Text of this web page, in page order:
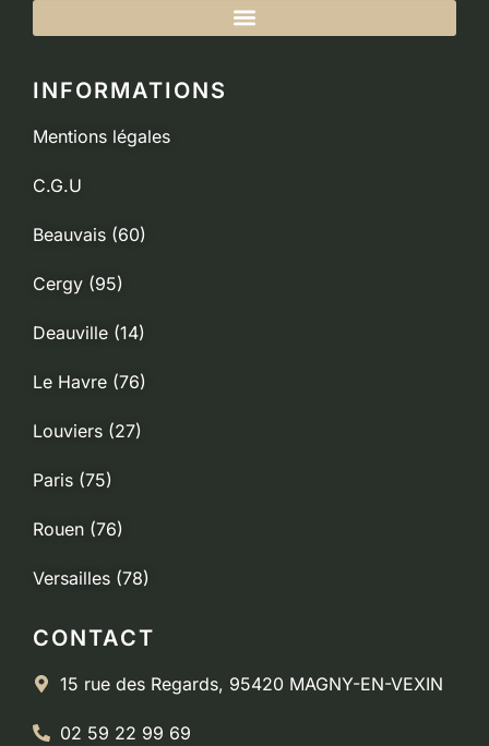
INFORMATIONS
Mentions légales
C.G.U
Beauvais (60)
Cergy (95)
Deauville (14)
Le Havre (76)
Louviers (27)
Paris (75)
Rouen (76)
Versailles (78)
CONTACT
15 rue des Regards, 95420 MAGNY-EN-VEXIN
02 59 22 99 69